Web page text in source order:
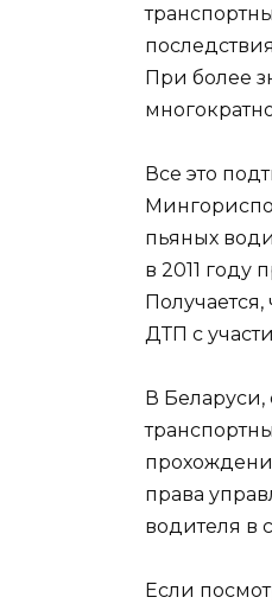
При более
Все это
пьяных
в 2011 году
ДТП с
В Беларуси,
права
водителя в
Если